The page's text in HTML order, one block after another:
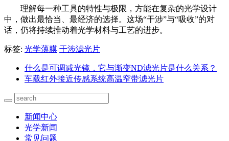
理解每一种工具的特性与极限，方能在复杂的光学设计
中，做出最恰当、最经济的选择。这场“干涉”与“吸收”的对
话，仍将持续推动着光学材料与工艺的进步。
标签: 光学薄膜 干涉滤光片
什么是可调减光镜，它与渐变ND滤光片是什么关系？
车载红外接近传感系统高温窄带滤光片
新闻中心
光学新闻
常见问题